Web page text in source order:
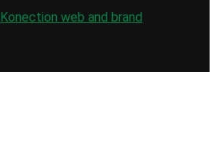
Konection web and brand